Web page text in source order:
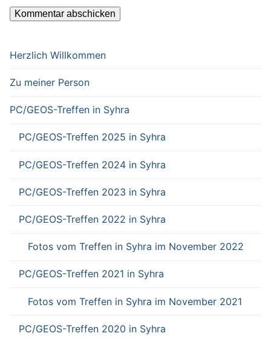
Herzlich Willkommen
Zu meiner Person
PC/GEOS-Treffen in Syhra
PC/GEOS-Treffen 2025 in Syhra
PC/GEOS-Treffen 2024 in Syhra
PC/GEOS-Treffen 2023 in Syhra
PC/GEOS-Treffen 2022 in Syhra
Fotos vom Treffen in Syhra im November 2022
PC/GEOS-Treffen 2021 in Syhra
Fotos vom Treffen in Syhra im November 2021
PC/GEOS-Treffen 2020 in Syhra